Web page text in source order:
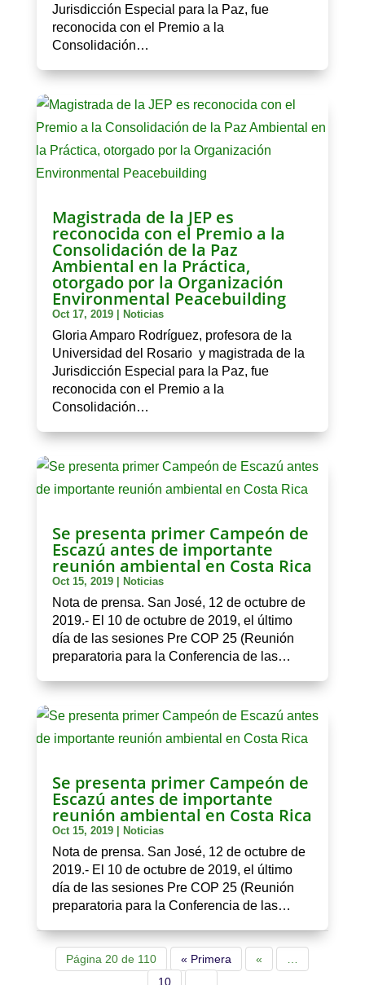
Jurisdicción Especial para la Paz, fue
reconocida con el Premio a la
Consolidación…
Magistrada de la JEP es
reconocida con el Premio a la
Consolidación de la Paz
Ambiental en la Práctica,
otorgado por la Organización
Environmental Peacebuilding
Oct 17, 2019| Noticias
Gloria Amparo Rodríguez, profesora de la
Universidad del Rosario y magistrada de la
Jurisdicción Especial para la Paz, fue
reconocida con el Premio a la
Consolidación…
Se presenta primer Campeón de
Escazú antes de importante
reunión ambiental en Costa Rica
Oct 15, 2019| Noticias
Nota de prensa. San José, 12 de octubre de
2019.- El 10 de octubre de 2019, el último
día de las sesiones Pre COP 25 (Reunión
preparatoria para la Conferencia de las…
Se presenta primer Campeón de
Escazú antes de importante
reunión ambiental en Costa Rica
Oct 15, 2019| Noticias
Nota de prensa. San José, 12 de octubre de
2019.- El 10 de octubre de 2019, el último
día de las sesiones Pre COP 25 (Reunión
preparatoria para la Conferencia de las…
Página 20 de 110 « Primera «
…
10